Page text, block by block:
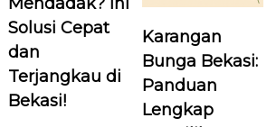
p
o
s
Solusi Cepat
dan
Terjangkau di
Bekasi!
Karangan
Bunga Bekasi:
Panduan
Lengkap